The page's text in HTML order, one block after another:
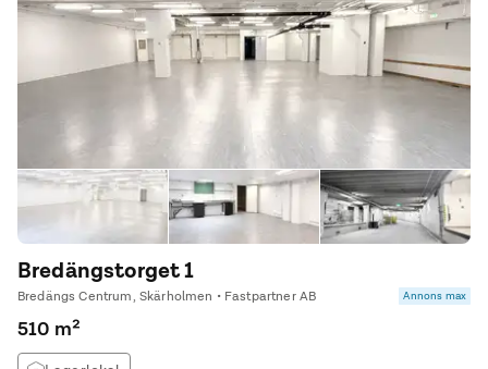
Bredängstorget 1
Bredängs Centrum, Skärholmen • Fastpartner AB Annons max
510 m²